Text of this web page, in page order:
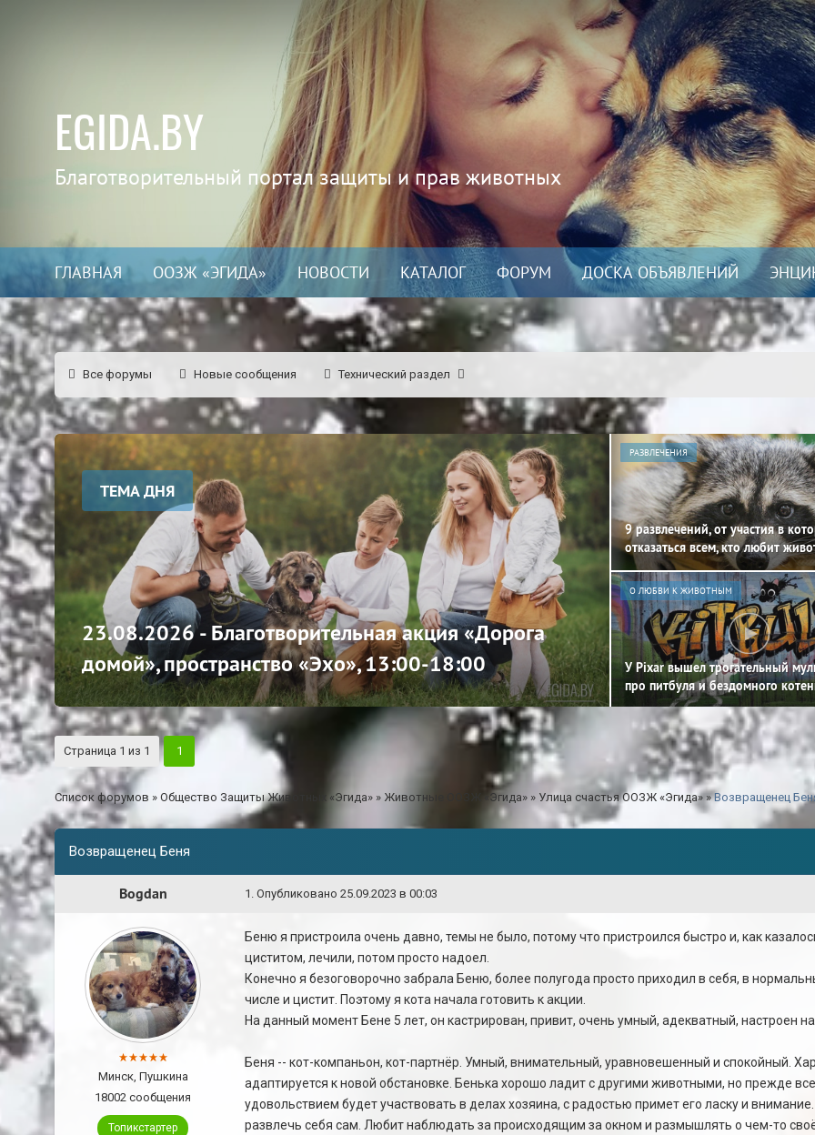
EGIDA.BY
Благотворительный портал защиты и прав животных
ГЛАВНАЯ ООЗЖ «ЭГИДА» НОВОСТИ КАТАЛОГ ФОРУМ ДОСКА ОБЪЯВЛЕНИЙ
Все форумы Новые сообщения Технический раздел
ТЕМА ДНЯ
23.08.2026 - Благотворительная акция «Дорога
домой», пространство «Эхо», 13:00-18:00
РАЗВЛЕЧЕНИЯ
9 развлечений, от участия в
отказаться всем, кто любит
О ЛЮБВИ К ЖИВОТНЫМ
У Pixar вышел трогательный
про питбуля и бездомного
Страница 1 из 1 1
Список форумов » Общество Защиты Животных «Эгида» » Животные ООЗЖ «Эгида» » Улица счастья ООЗЖ «Эгида» » Возвращенец
Возвращенец Беня
Bogdan 1 . Опубликовано 25.09.2023 в 00:03
Минск, Пушкина
18002 сообщения
Топикстартер
Беню я пристроила очень давно, темы не было, потому что пристроился быстро и, как
циститом, лечили, потом просто надоел.
Конечно я безоговорочно забрала Беню, более полугода просто приходил в себя, в
числе и цистит. Поэтому я кота начала готовить к акции.
На данный момент Бене 5 лет, он кастрирован, привит, очень умный, адекватный, настроен
Беня -- кот-компаньон, кот-партнёр. Умный, внимательный, уравновешенный и спокойный.
адаптируется к новой обстановке. Бенька хорошо ладит с другими животными, но прежде
удовольствием будет участвовать в делах хозяина, с радостью примет его ласку и
развлечь себя сам. Любит наблюдать за происходящим за окном и размышлять о чем-то